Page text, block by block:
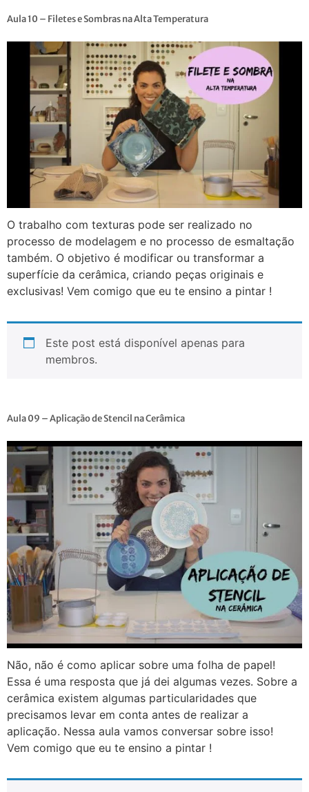
Aula 10 – Filetes e Sombras na Alta Temperatura
O trabalho com texturas pode ser realizado no
processo de modelagem e no processo de esmaltação
também. O objetivo é modificar ou transformar a
superfície da cerâmica, criando peças originais e
exclusivas! Vem comigo que eu te ensino a pintar !
Este post está disponível apenas para
membros.
Aula 09 – Aplicação de Stencil na Cerâmica
Não, não é como aplicar sobre uma folha de papel!
Essa é uma resposta que já dei algumas vezes. Sobre a
cerâmica existem algumas particularidades que
precisamos levar em conta antes de realizar a
aplicação. Nessa aula vamos conversar sobre isso!
Vem comigo que eu te ensino a pintar !